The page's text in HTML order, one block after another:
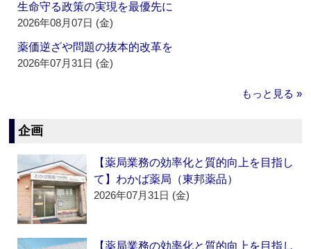
生命守る政策の実現を最優先に
2026年08月07日 (金)
薬価逆ざや問題の抜本的改革を
2026年07月31日 (金)
もっと見る »
企画
【薬局業務の効率化と質的向上を目指し
て】わかば薬局（東邦薬品）
2026年07月31日 (金)
【薬局業務の効率化と質的向上を目指し